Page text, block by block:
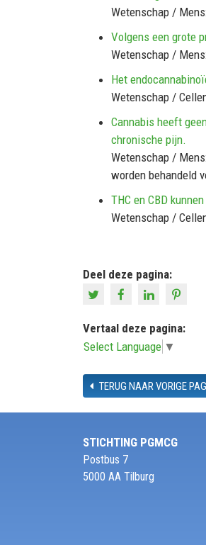
Wetenschap /
Volgens een grote
Wetenschap /
Het
Wetenschap /
Cannabis heeft
chronische pijn.
Wetenschap /
worden behandeld
THC en CBD
Wetenschap /
Deel deze pagina:
Vertaal deze pagina:
Select Language ▼
TERUG NAAR VORIGE
STICHTING PGMCG
Postbus 7
5000 AA Tilburg